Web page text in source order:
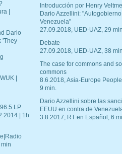
|
Dario
'They
|
LP
| 1h
Introducción por Henry
Dario Azzellini:
Venezuela"
27.09.2018, UED-UAZ, 29
Debate
27.09.2018, UED-UAZ, 38
The case for commons and
commons
8.6.2018, Asia-Europe
9 min.
Dario Azzellini sobre las
EEUU en contra de
3.8.2017, RT en Español, 6